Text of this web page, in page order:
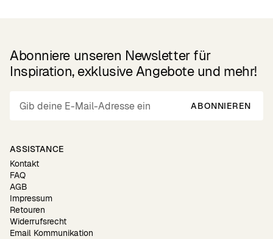
Abonniere unseren Newsletter für
Inspiration, exklusive Angebote und mehr!
ABONNIEREN
ASSISTANCE
Kontakt
FAQ
AGB
Impressum
Retouren
Widerrufsrecht
Email Kommunikation